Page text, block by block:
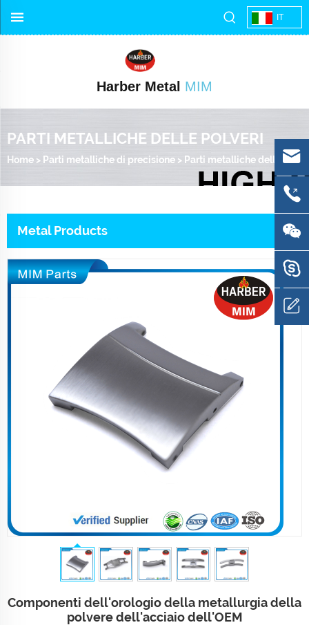
IT
Harber Metal MIM
PARTI METALLICHE DELLE POLVERI
Home > Parti metalliche di precisione > Parti metalliche delle polveri
Metal Products
Componenti dell'orologio della metallurgia della
polvere dell'acciaio dell'OEM